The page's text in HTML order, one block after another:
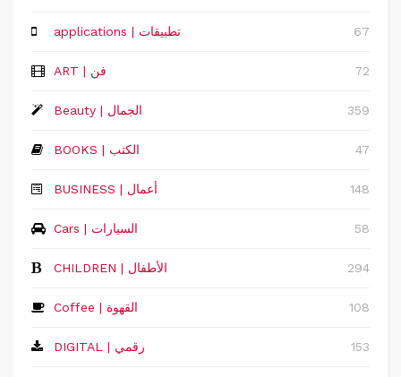
applications | تطبيقات 67
ART | فن 72
Beauty | الجمال 359
BOOKS | الكتب 47
‏BUSINESS | أعمال 148
Cars | السيارات 58
CHILDREN | الأطفال 294
Coffee | القهوة 108
DIGITAL | رقمي 153